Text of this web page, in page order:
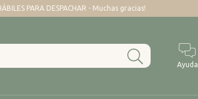
PARA DESPACHAR - Muchas gracias!
Ayuda